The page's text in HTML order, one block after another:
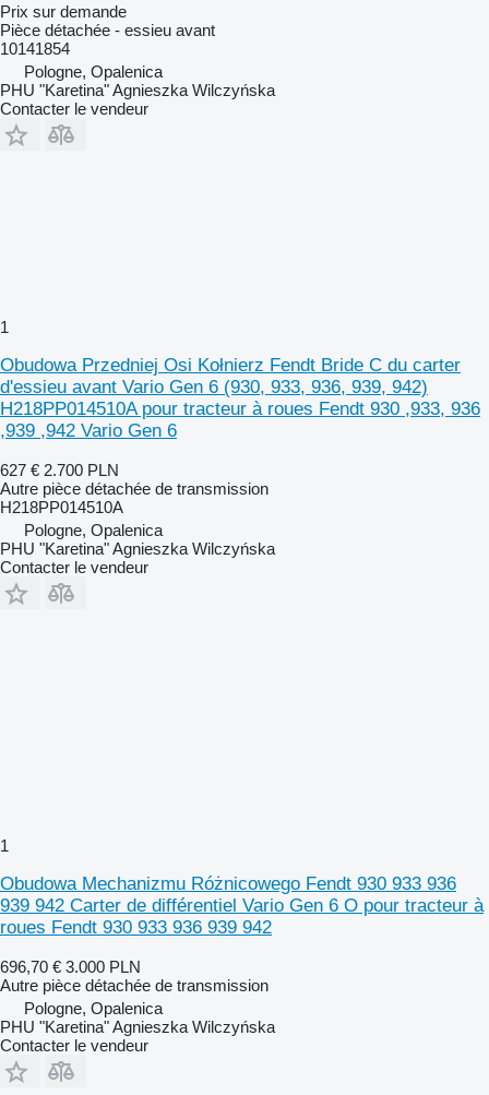
Prix sur demande
Pièce détachée - essieu avant
10141854
Pologne, Opalenica
PHU "Karetina" Agnieszka Wilczyńska
Contacter le vendeur
1
Obudowa Przedniej Osi Kołnierz Fendt Bride C du carter
d'essieu avant Vario Gen 6 (930, 933, 936, 939, 942)
H218PP014510A pour tracteur à roues Fendt 930 ,933, 936
,939 ,942 Vario Gen 6
627 € 2.700 PLN
Autre pièce détachée de transmission
H218PP014510A
Pologne, Opalenica
PHU "Karetina" Agnieszka Wilczyńska
Contacter le vendeur
1
Obudowa Mechanizmu Różnicowego Fendt 930 933 936
939 942 Carter de différentiel Vario Gen 6 O pour tracteur à
roues Fendt 930 933 936 939 942
696,70 € 3.000 PLN
Autre pièce détachée de transmission
Pologne, Opalenica
PHU "Karetina" Agnieszka Wilczyńska
Contacter le vendeur